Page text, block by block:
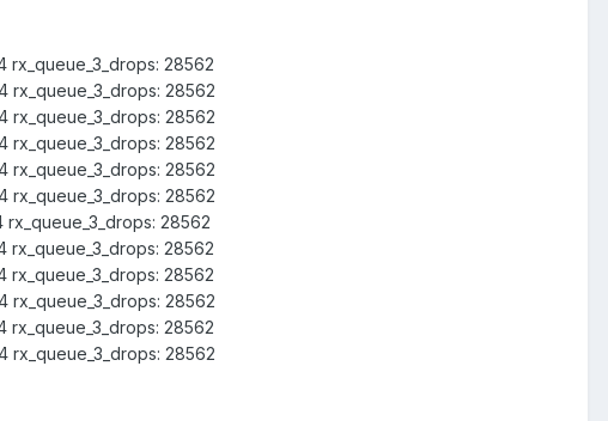
rx_queue_3_drops: 28562
rx_queue_3_drops: 28562
rx_queue_3_drops: 28562
rx_queue_3_drops: 28562
rx_queue_3_drops: 28562
rx_queue_3_drops: 28562
rx_queue_3_drops: 28562
rx_queue_3_drops: 28562
rx_queue_3_drops: 28562
rx_queue_3_drops: 28562
rx_queue_3_drops: 28562
rx_queue_3_drops: 28562